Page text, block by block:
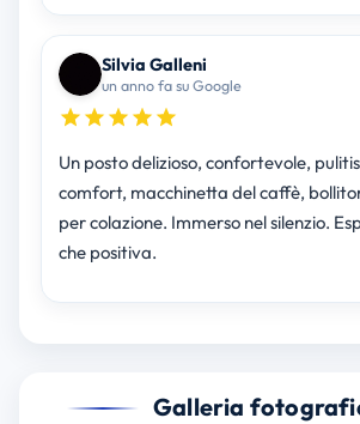
Silvia Galleni
un anno fa su Google
Un posto delizioso, confortevole,
comfort, macchinetta del caffè,
per colazione. Immerso nel silenzio.
che positiva.
Galleria